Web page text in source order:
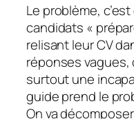
Le problème,
candidats «
relisant leur CV
réponses
surtout une
guide prend le
On va